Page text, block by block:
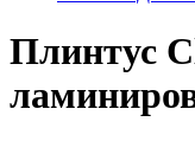
Плинтус